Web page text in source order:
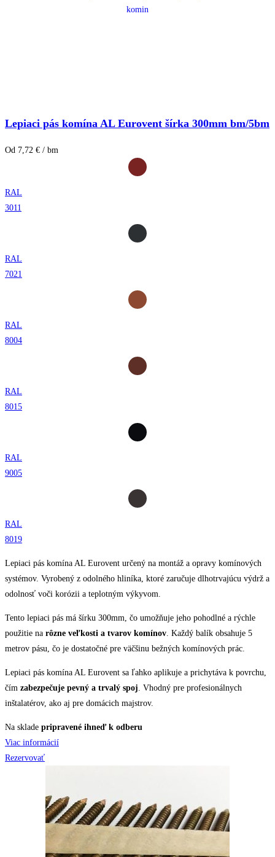
Lepiaci pás komína AL Eurovent šírka 300mm bm/5bm
Od 7,72 € / bm
RAL
3011
RAL
7021
RAL
8004
RAL
8015
RAL
9005
RAL
8019
Lepiaci pás komína AL Eurovent určený na montáž a opravy komínových
systémov. Vyrobený z odolného hliníka, ktoré zaručuje dlhotrvajúcu výdrž a
odolnosť voči korózii a teplotným výkyvom.
Tento lepiaci pás má šírku 300mm, čo umožňuje jeho pohodlné a rýchle
použitie na rôzne veľkosti a tvarov komínov. Každý balík obsahuje 5
metrov pásu, čo je dostatočné pre väčšinu bežných komínových prác.
Lepiaci pás komína AL Eurovent sa ľahko aplikuje a prichytáva k povrchu,
čím zabezpečuje pevný a trvalý spoj. Vhodný pre profesionálnych
inštalatérov, ako aj pre domácich majstrov.
Na sklade pripravené ihneď k odberu
Viac informácií
Rezervovať